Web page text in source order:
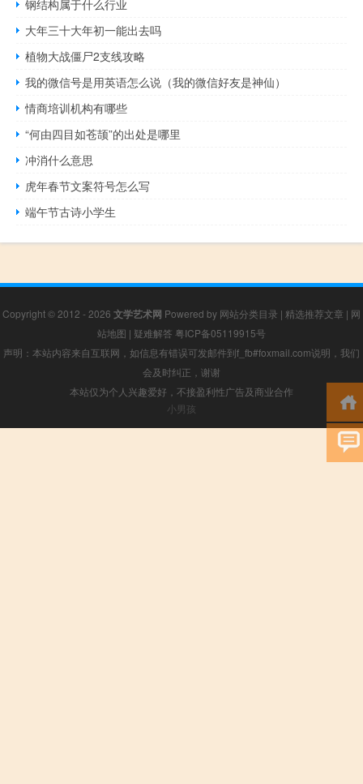
钢结构属于什么行业
大年三十大年初一能出去吗
植物大战僵尸2支线攻略
我的微信号是用英语怎么说（我的微信好友是神仙）
情商培训机构有哪些
“何由四目如苍颉”的出处是哪里
冲消什么意思
虎年春节文案符号怎么写
端午节古诗小学生
Copyright © 2012 - 2026 文学艺术网 Powered by 网站分类目录 | 精选推荐文章 | 网
站地图 | 疑难解答 粤ICP备05119915号
声明：本站内容来自互联网，如信息有错误可发邮件到f_fb#foxmail.com说明，我们
会及时纠正，谢谢
本站仅为个人兴趣爱好，不接盈利性广告及商业合作
小男孩